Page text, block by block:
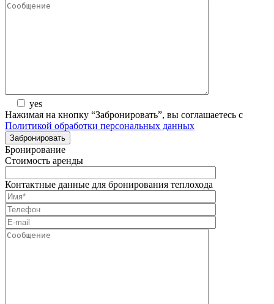
yes
Нажимая на кнопку “Забронировать”, вы соглашаетесь с
Политикой обработки персональных данных
Бронирование
Стоимость аренды
Контактные данные для бронирования теплохода